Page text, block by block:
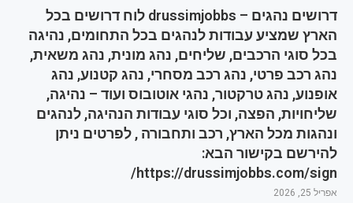
דרושים נהגים – drussimjobbs לוח דרושים בכל
הארץ שמציע עבודות לנהגים בכל התחומים, נהיגה
בכל סוגי הרכבים, שליחים, נהג מונית, נהג משאית,
נהג רכב פרטי, נהג רכב מסחרי, נהג קטנוע, נהג
אופנוע, נהג טרקטור, נהגי אוטובוס ועוד – נהיגה,
שליחויות, הפצה, וכל סוגי עבודות הנהיגה, לנהגים
ונהגות מכל הארץ, רכב ותחבורה , לפרטים ניתן
להירשם בקישור הבא:
https://drussimjobbs.com/sign/
אפריל 25, 2026